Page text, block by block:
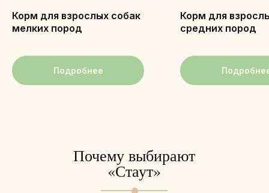
Корм для взрослых собак
мелких пород
Подробнее
Корм для
средних пород
Почему выбирают
«Стаут»